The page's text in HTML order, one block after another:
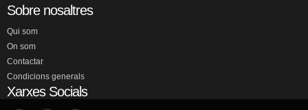
Sobre nosaltres
Qui som
On som
Contactar
Condicions generals
Xarxes Socials